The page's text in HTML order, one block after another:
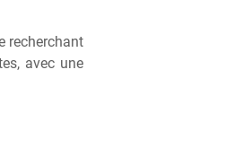
recherchant
avec une